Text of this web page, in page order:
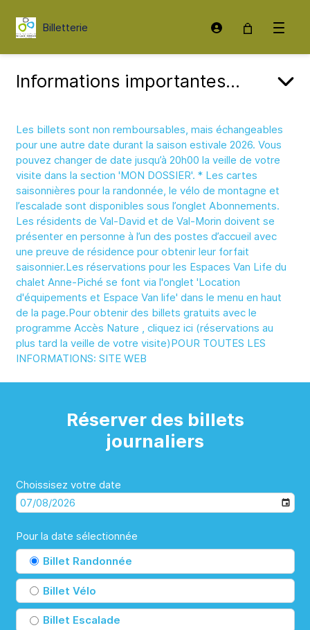
Billetterie Connexion Ouvrir
Informations importantes...
Les billets sont non remboursables, mais échangeables
pour une autre date durant la saison estivale 2026. Vous
pouvez changer de date jusqu’à 20h00 la veille de votre
visite dans la section 'MON DOSSIER'. * Les cartes
saisonnières pour la randonnée, le vélo de montagne et
l’escalade sont disponibles sous l’onglet Abonnements.
Les résidents de Val-David et de Val-Morin doivent se
présenter en personne à l’un des postes d’accueil avec
une preuve de résidence pour obtenir leur forfait
saisonnier.Les réservations pour les Espaces Van Life du
chalet Anne-Piché se font via l'onglet 'Location
d'équipements et Espace Van life' dans le menu en haut
de la page.Pour obtenir des billets gratuits avec le
programme Accès Nature , cliquez ici (réservations au
plus tard la veille de votre visite)POUR TOUTES LES
INFORMATIONS: SITE WEB
Réserver des billets
journaliers
Choissisez votre date
Pour la date sélectionnée
Billet Randonnée
Billet Vélo
Billet Escalade